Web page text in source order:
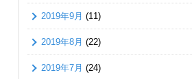
2019年9月 (11)
2019年8月 (22)
2019年7月 (24)